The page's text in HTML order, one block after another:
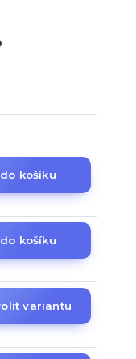
košíku
košíku
variantu